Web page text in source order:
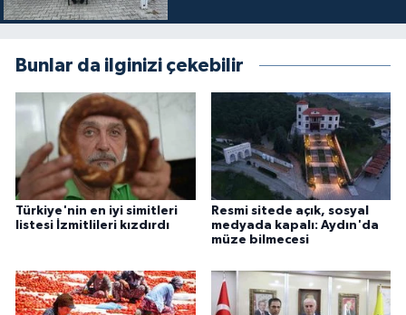
Bunlar da ilginizi çekebilir
Türkiye'nin en iyi simitleri
listesi İzmitlileri kızdırdı
Resmi sitede açık, sosyal
medyada kapalı: Aydın'da
müze bilmecesi